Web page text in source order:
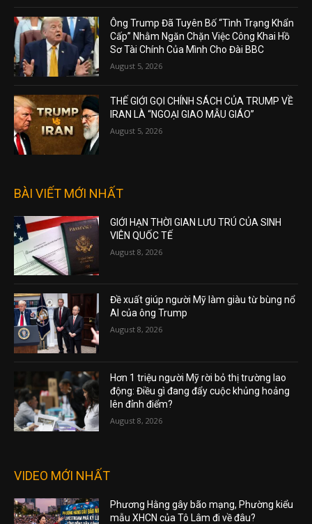
Ông Trump Đã Tuyên Bố “Tình Trạng Khẩn
Cấp” Nhằm Ngăn Chặn Việc Công Khai Hồ
Sơ Tài Chính Của Mình Cho Đài BBC
August 5, 2026
THẾ GIỚI GỌI CHÍNH SÁCH CỦA TRUMP VỀ
IRAN LÀ “NGOẠI GIAO MẪU GIÁO”
August 5, 2026
BÀI VIẾT MỚI NHẤT
GIỚI HẠN THỜI GIAN LƯU TRÚ CỦA SINH
VIÊN QUỐC TẾ
August 8, 2026
Đề xuất giúp người Mỹ làm giàu từ bùng nổ
AI của ông Trump
August 8, 2026
Hơn 1 triệu người Mỹ rời bỏ thị trường lao
động: Điều gì đang đẩy cuộc khủng hoảng
lên đỉnh điểm?
August 8, 2026
VIDEO MỚI NHẤT
Phương Hằng gây bão mạng, Phường kiểu
mẫu XHCN của Tô Lâm đi về đâu?